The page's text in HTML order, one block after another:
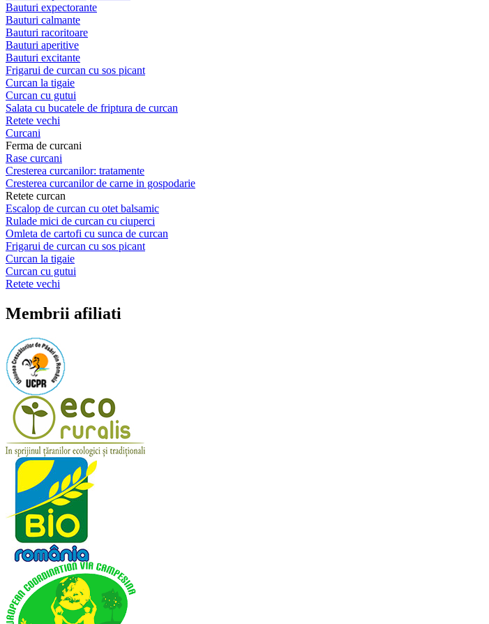
Bauturi expectorante
Bauturi calmante
Bauturi racoritoare
Bauturi aperitive
Bauturi excitante
Frigarui de curcan cu sos picant
Curcan la tigaie
Curcan cu gutui
Salata cu bucatele de friptura de curcan
Retete vechi
Curcani
Ferma de curcani
Rase curcani
Cresterea curcanilor: tratamente
Cresterea curcanilor de carne in gospodarie
Retete curcan
Escalop de curcan cu otet balsamic
Rulade mici de curcan cu ciuperci
Omleta de cartofi cu sunca de curcan
Frigarui de curcan cu sos picant
Curcan la tigaie
Curcan cu gutui
Retete vechi
Membrii afiliati